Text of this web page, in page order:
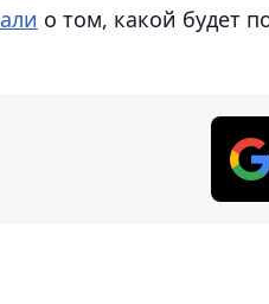
о том, какой будет